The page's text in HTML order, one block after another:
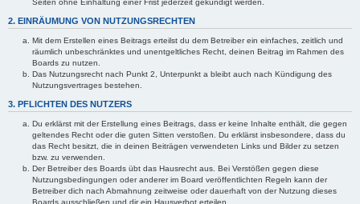
Seiten ohne Einhaltung einer Frist jederzeit gekündigt werden.
2. EINRÄUMUNG VON NUTZUNGSRECHTEN
Mit dem Erstellen eines Beitrags erteilst du dem Betreiber ein einfaches, zeitlich und
räumlich unbeschränktes und unentgeltliches Recht, deinen Beitrag im Rahmen des
Boards zu nutzen.
Das Nutzungsrecht nach Punkt 2, Unterpunkt a bleibt auch nach Kündigung des
Nutzungsvertrages bestehen.
3. PFLICHTEN DES NUTZERS
Du erklärst mit der Erstellung eines Beitrags, dass er keine Inhalte enthält, die gegen
geltendes Recht oder die guten Sitten verstoßen. Du erklärst insbesondere, dass du
das Recht besitzt, die in deinen Beiträgen verwendeten Links und Bilder zu setzen
bzw. zu verwenden.
Der Betreiber des Boards übt das Hausrecht aus. Bei Verstößen gegen diese
Nutzungsbedingungen oder anderer im Board veröffentlichten Regeln kann der
Betreiber dich nach Abmahnung zeitweise oder dauerhaft von der Nutzung dieses
Boards ausschließen und dir ein Hausverbot erteilen.